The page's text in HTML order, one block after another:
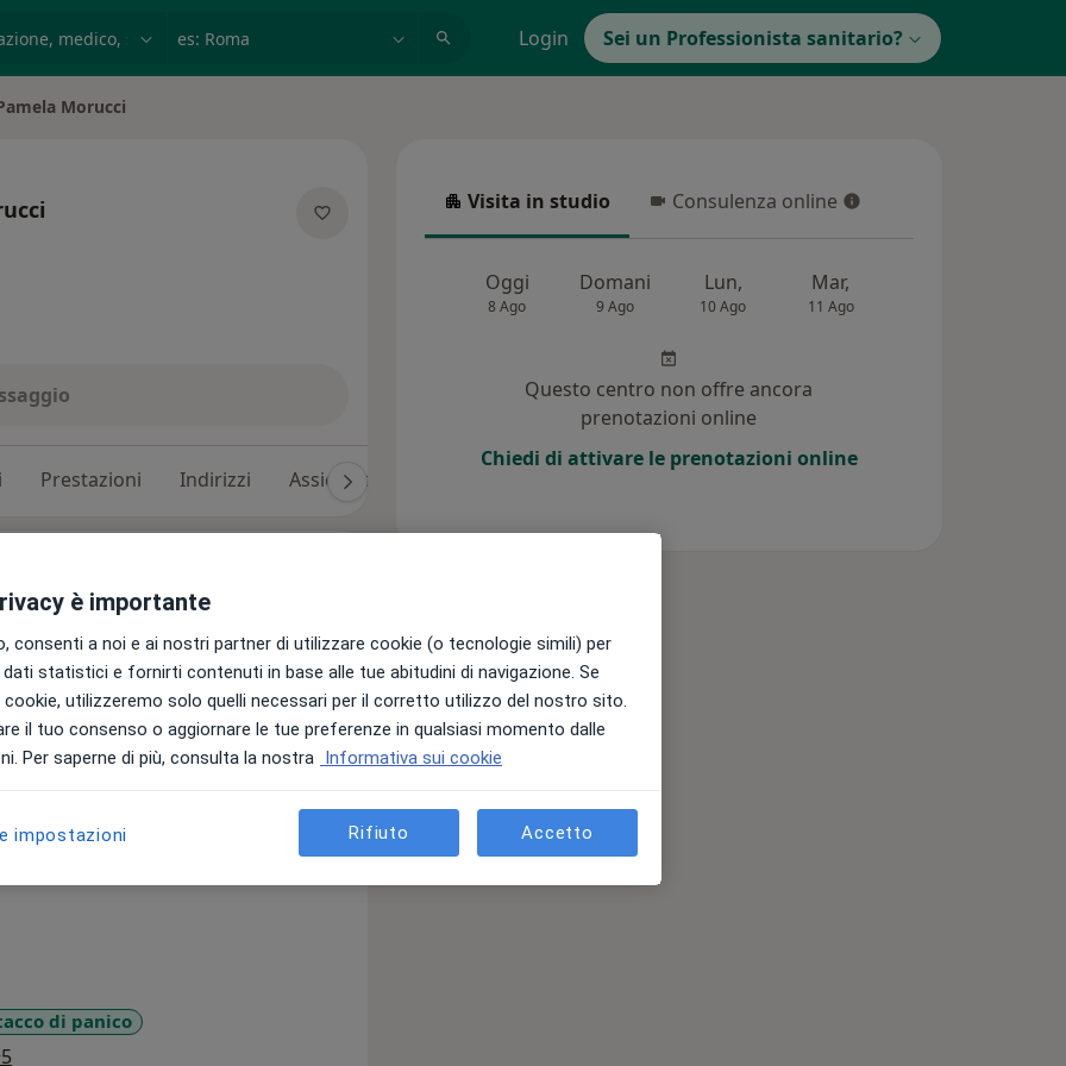
Login Sei un Professionista sanitario?
città Morucci
Prestazioni Indirizzi Assicurazioni
Lumsa di Roma,
Psicologia Perinatale.
tecniche di psicoterapia dinamica e
di panico
Visita in studio
Visita in studio Consulenza online
Consulenza online
Oggi
8 Ago
Domani
9 Ago
Lun,
10 Ago
Mar,
11 Ago
Questo centro non offre ancora
prenotazioni online
Chiedi di attivare le prenotazioni online
è importante
consenti a noi e ai nostri partner di utilizzare cookie (o tecnologie simili) per
statistici e fornirti contenuti in base alle tue abitudini di navigazione. Se
utilizzeremo solo quelli necessari per il corretto utilizzo del nostro sito.
il tuo consenso o aggiornare le tue preferenze in qualsiasi momento dalle
Per saperne di più, consulta la nostra Informativa sui cookie
impostazioni Rifiuto Accetto